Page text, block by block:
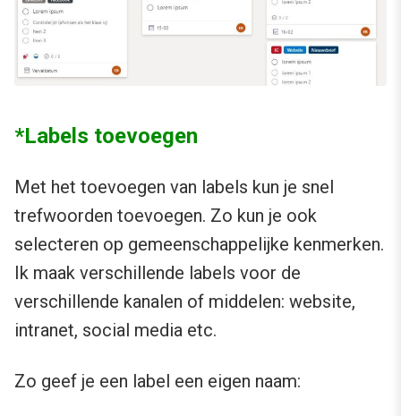
*Labels toevoegen
Met het toevoegen van labels kun je snel
trefwoorden toevoegen. Zo kun je ook
selecteren op gemeenschappelijke kenmerken.
Ik maak verschillende labels voor de
verschillende kanalen of middelen: website,
intranet, social media etc.
Zo geef je een label een eigen naam: